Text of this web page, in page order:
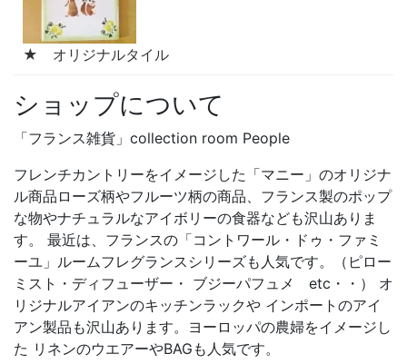
★ オリジナルタイル
ショップについて
「フランス雑貨」collection room People
フレンチカントリーをイメージした「マニー」のオリジナ
ル商品ローズ柄やフルーツ柄の商品、フランス製のポップ
な物やナチュラルなアイボリーの食器なども沢山ありま
す。 最近は、フランスの「コントワール・ドゥ・ファミ
ーユ」ルームフレグランスシリーズも人気です。（ピロー
ミスト・ディフューザー・ ブジーパフュメ etc・・） オ
リジナルアイアンのキッチンラックや インポートのアイ
アン製品も沢山あります。ヨーロッパの農婦をイメージし
た リネンのウエアーやBAGも人気です。